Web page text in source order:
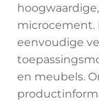
microcement.
eenvoudige
en meubels.